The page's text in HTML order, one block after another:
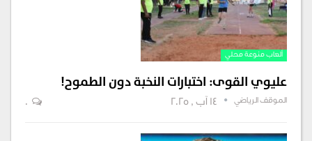
ألعاب منوعة محلي
عليوي القوى: اختبارات النخبة دون الطموح!
الموقف الرياضي 14 آب , 2025 0